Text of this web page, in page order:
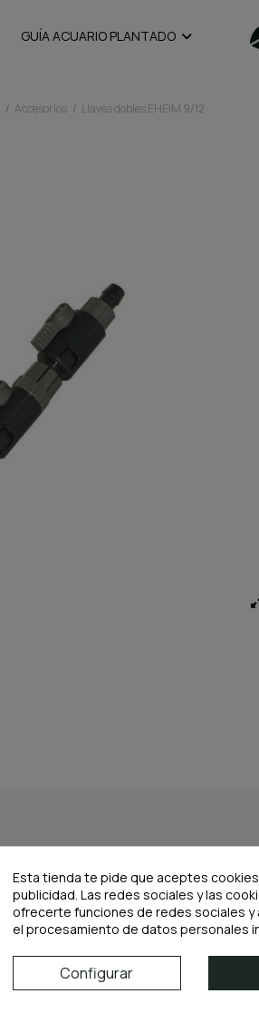
GUÍA ACUARIO PLANTADO
Accesorios Llaves dobles EHEIM 9/12
Esta tienda te pide que aceptes
publicidad. Las redes sociales y las
ofrecerte funciones de redes sociales
el procesamiento de datos personales
Configurar